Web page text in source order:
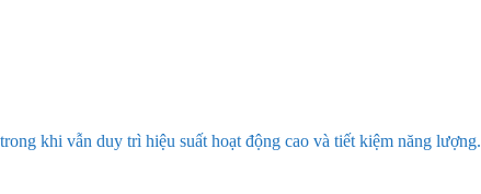
khi vẫn duy trì hiệu suất hoạt động cao và tiết kiệm năng lượng.